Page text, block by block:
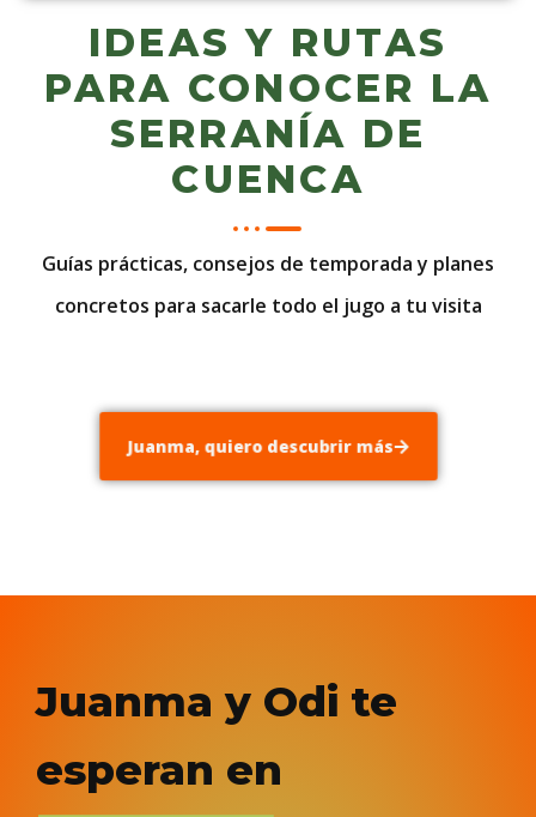
IDEAS Y RUTAS
PARA CONOCER LA
SERRANÍA DE
CUENCA
Guías prácticas, consejos de temporada y planes
concretos para sacarle todo el jugo a tu visita
Juanma, quiero descubrir más
Juanma y Odi te
esperan en